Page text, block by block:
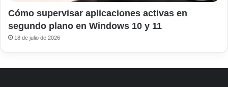
Cómo supervisar aplicaciones activas en
segundo plano en Windows 10 y 11
18 de julio de 2026